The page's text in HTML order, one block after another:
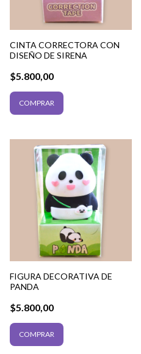
CINTA CORRECTORA CON
DISEÑO DE SIRENA
$5.800,00
FIGURA DECORATIVA DE
PANDA
$5.800,00